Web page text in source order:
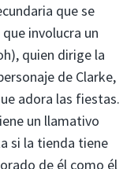
que se
involucra un
quien dirige la
de Clarke,
adora las fiestas.
un llamativo
si la tienda tiene
de él como él